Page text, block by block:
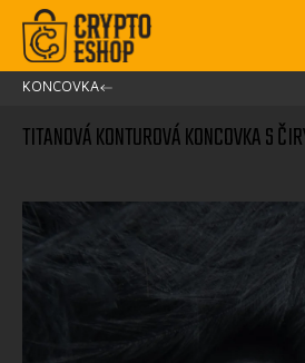
KONCOVKA/
TITANOVÁ KONTUROVÁ KONCOVKA S